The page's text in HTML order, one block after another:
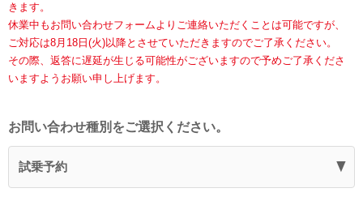
きます。
休業中もお問い合わせフォームよりご連絡いただくことは可能ですが、
ご対応は8月18日(火)以降とさせていただきますのでご了承ください。
その際、返答に遅延が生じる可能性がございますので予めご了承くださ
いますようお願い申し上げます。
お問い合わせ種別をご選択ください。
試乗予約